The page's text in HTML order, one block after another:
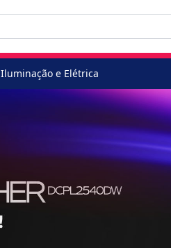
Iluminação e Elétrica